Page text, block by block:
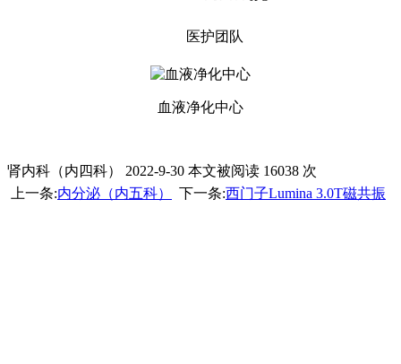
医护团队
血液净化中心
肾内科（内四科） 2022-9-30 本文被阅读 16038 次
上一条:内分泌（内五科） 下一条:西门子Lumina 3.0T磁共振